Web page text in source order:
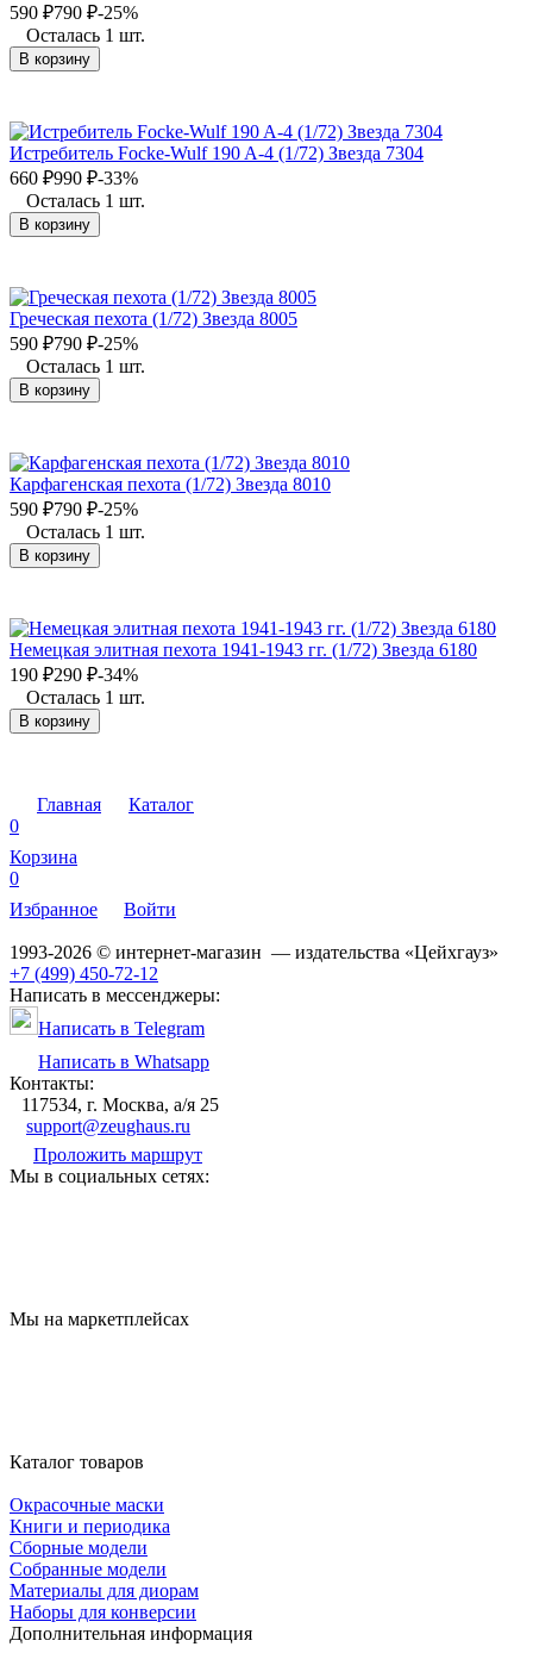
590 ₽790 ₽-25%
Осталась 1 шт.
В корзину
Истребитель Focke-Wulf 190 A-4 (1/72) Звезда 7304
660 ₽990 ₽-33%
Осталась 1 шт.
В корзину
Греческая пехота (1/72) Звезда 8005
590 ₽790 ₽-25%
Осталась 1 шт.
В корзину
Карфагенская пехота (1/72) Звезда 8010
590 ₽790 ₽-25%
Осталась 1 шт.
В корзину
Немецкая элитная пехота 1941-1943 гг. (1/72) Звезда 6180
190 ₽290 ₽-34%
Осталась 1 шт.
В корзину
Главная
Каталог
0
Корзина
0
Избранное
Войти
1993-2026 © интернет-магазин — издательства «Цейхгауз»
+7 (499) 450-72-12
Написать в мессенджеры:
Написать в Telegram
Написать в Whatsapp
Контакты:
117534, г. Москва, а/я 25
support@zeughaus.ru
Проложить маршрут
Мы в социальных сетях:
Мы на маркетплейсах
Каталог товаров
Окрасочные маски
Книги и периодика
Сборные модели
Собранные модели
Материалы для диорам
Наборы для конверсии
Дополнительная информация